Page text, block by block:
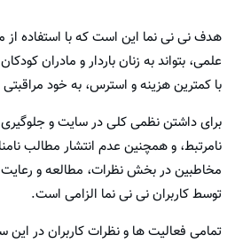
هدف نی نی نما این است که با استفاده از
علمی، بتواند به زنان باردار و مادران
با کمترین هزینه و استرس، به خود مراقبتی
برای داشتن نظمی کلی در سایت و
نامرتبط، و همچنین عدم انتشار مطالب
مخاطبین در بخش نظرات، مطالعه و
توسط کاربران نی نی نما الزامی است.
تمامی فعالیت ها و نظرات کاربران در این